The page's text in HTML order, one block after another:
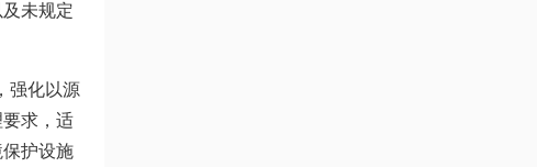
未规定
强化以源
求，适
护设施